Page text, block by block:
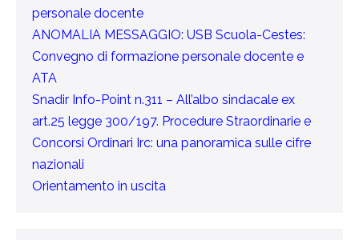
personale docente
ANOMALIA MESSAGGIO: USB Scuola-Cestes:
Convegno di formazione personale docente e
ATA
Snadir Info-Point n.311 – All’albo sindacale ex
art.25 legge 300/197. Procedure Straordinarie e
Concorsi Ordinari Irc: una panoramica sulle cifre
nazionali
Orientamento in uscita